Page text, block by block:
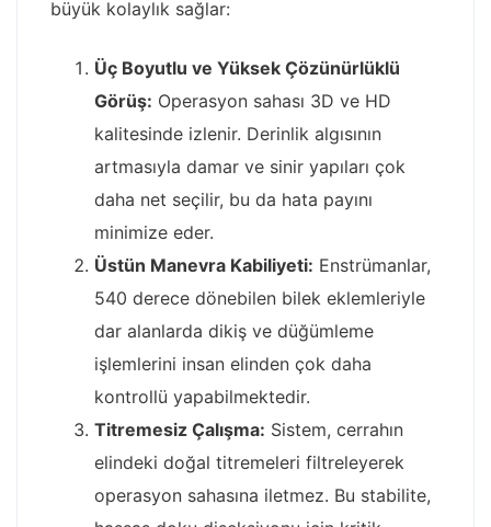
büyük kolaylık sağlar:
Üç Boyutlu ve Yüksek Çözünürlüklü
Görüş: Operasyon sahası 3D ve HD
kalitesinde izlenir. Derinlik algısının
artmasıyla damar ve sinir yapıları çok
daha net seçilir, bu da hata payını
minimize eder.
Üstün Manevra Kabiliyeti: Enstrümanlar,
540 derece dönebilen bilek eklemleriyle
dar alanlarda dikiş ve düğümleme
işlemlerini insan elinden çok daha
kontrollü yapabilmektedir.
Titremesiz Çalışma: Sistem, cerrahın
elindeki doğal titremeleri filtreleyerek
operasyon sahasına iletmez. Bu stabilite,